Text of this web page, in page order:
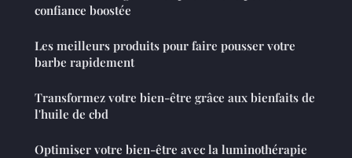
confiance boostée
Les meilleurs produits pour faire pousser votre
barbe rapidement
Transformez votre bien-être grâce aux bienfaits de
l'huile de cbd
Optimiser votre bien-être avec la luminothérapie